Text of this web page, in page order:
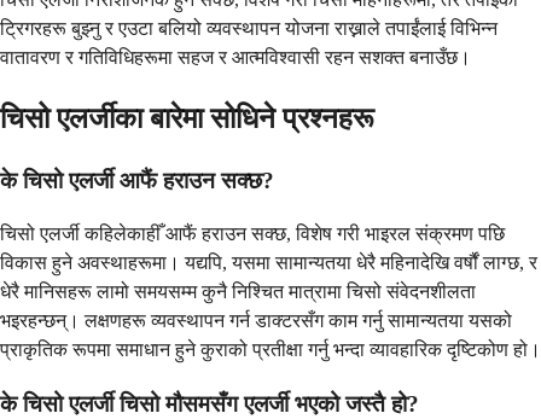
ट्रिगरहरू बुझ्नु र एउटा बलियो व्यवस्थापन योजना राख्नाले तपाईंलाई विभिन्न
वातावरण र गतिविधिहरूमा सहज र आत्मविश्वासी रहन सशक्त बनाउँछ।
चिसो एलर्जीका बारेमा सोधिने प्रश्नहरू
के चिसो एलर्जी आफैं हराउन सक्छ?
चिसो एलर्जी कहिलेकाहीँ आफैं हराउन सक्छ, विशेष गरी भाइरल संक्रमण पछि
विकास हुने अवस्थाहरूमा। यद्यपि, यसमा सामान्यतया धेरै महिनादेखि वर्षौं लाग्छ, र
धेरै मानिसहरू लामो समयसम्म कुनै निश्चित मात्रामा चिसो संवेदनशीलता
भइरहन्छन्। लक्षणहरू व्यवस्थापन गर्न डाक्टरसँग काम गर्नु सामान्यतया यसको
प्राकृतिक रूपमा समाधान हुने कुराको प्रतीक्षा गर्नु भन्दा व्यावहारिक दृष्टिकोण हो।
के चिसो एलर्जी चिसो मौसमसँग एलर्जी भएको जस्तै हो?